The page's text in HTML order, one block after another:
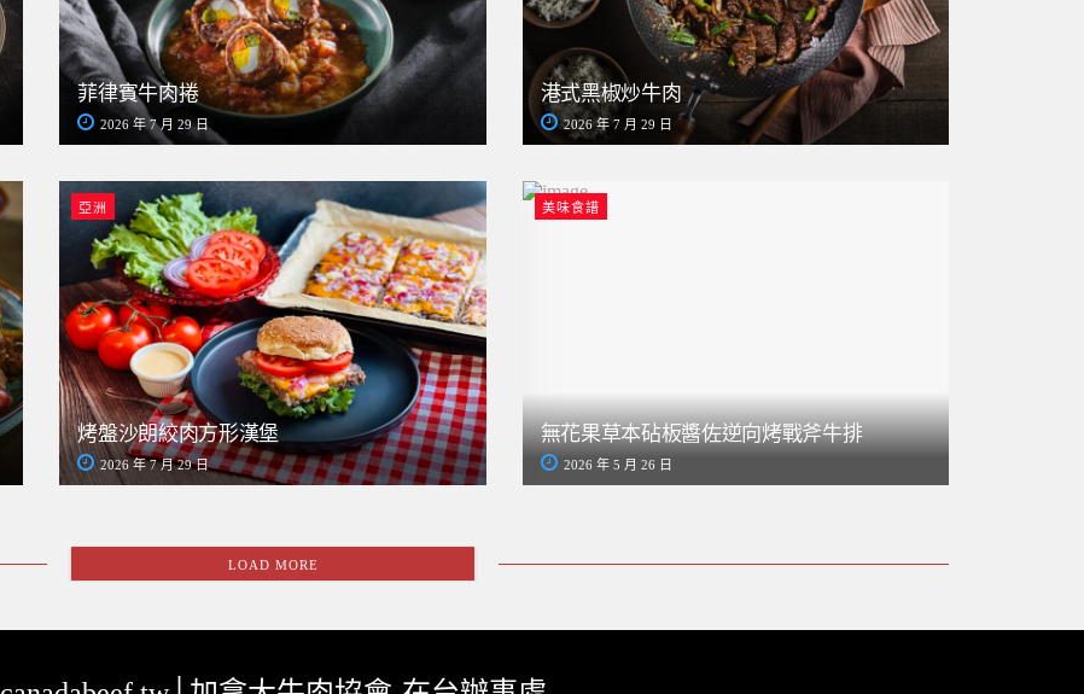
菲律賓牛肉捲
2026 年 7 月 29 日
港式黑椒炒牛肉
2026 年 7 月 29 日
亞洲
烤盤沙朗絞肉方形漢堡
2026 年 7 月 29 日
美味食譜
無花果草本砧板醬佐逆向烤戰斧牛排
2026 年 5 月 26 日
LOAD MORE